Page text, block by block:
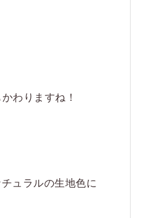
わりますね！
ュラルの生地色に